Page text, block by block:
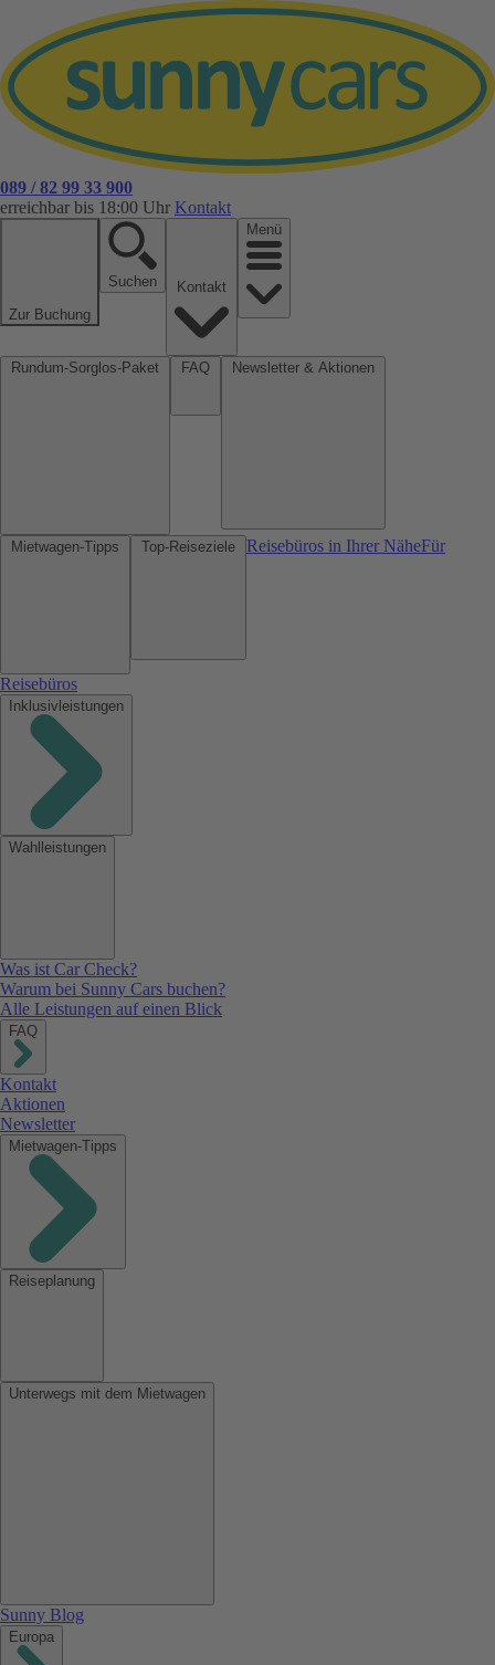
089 / 82 99 33 900
erreichbar bis 18:00 Uhr Kontakt
Zur Buchung
Suchen
Menü
Reisebüros in Ihrer NäheFür
Reisebüros
Inklusivleistungen
Wahlleistungen
Was ist Car Check?
Warum bei Sunny Cars buchen?
Alle Leistungen auf einen Blick
FAQ
Kontakt
Aktionen
Newsletter
Mietwagen-Tipps
Reiseplanung
Unterwegs mit dem Mietwagen
Sunny Blog
Europa